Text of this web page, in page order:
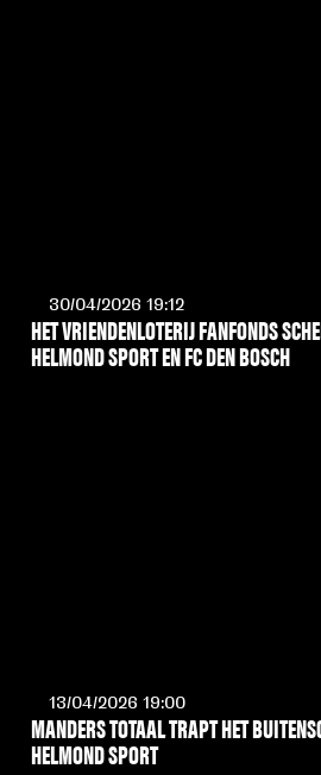
30/04/2026 19:12
HET VRIENDENLOTERIJ FANFONDS
HELMOND SPORT EN FC DEN BOSCH
13/04/2026 19:00
MANDERS TOTAAL TRAPT HET
HELMOND SPORT